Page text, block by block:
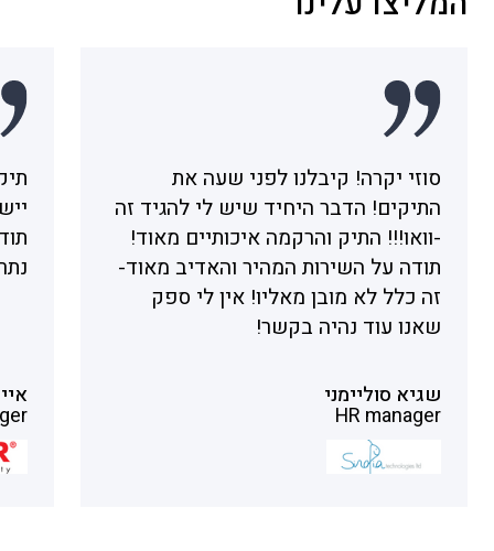
סוזי יקרה! קיבלנו לפני שעה את
התיקים! הדבר היחיד שיש לי להגיד זה
-וואו!!! התיק והרקמה איכותיים מאוד!
תודה על השירות המהיר והאדיב מאוד-
זה כלל לא מובן מאליו! אין לי ספק
שאנו עוד נהיה בקשר!
שגיא סוליימני
HR manager